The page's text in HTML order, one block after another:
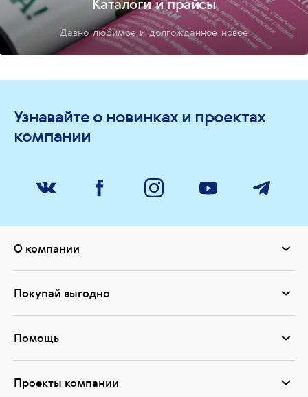
Каталоги и прайсы
Давно любимое и долгожданное новое
Узнавайте о новинках и проектах
компании
О компании
Покупай выгодно
Помощь
Проекты компании